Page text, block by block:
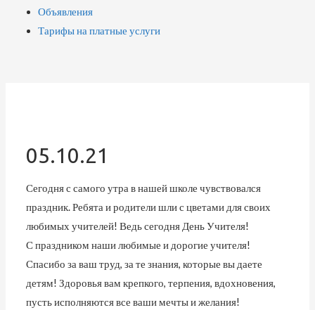
Объявления
Тарифы на платные услуги
05.10.21
Сегодня с самого утра в нашей школе чувствовался
праздник. Ребята и родители шли с цветами для своих
любимых учителей! Ведь сегодня День Учителя!
С праздником наши любимые и дорогие учителя!
Спасибо за ваш труд, за те знания, которые вы даете
детям! Здоровья вам крепкого, терпения, вдохновения,
пусть исполняются все ваши мечты и желания!